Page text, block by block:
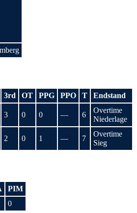
3rd OT PPG PPO T Endstand
3 0 0 — 6
Overtime
Niederlage
2 0 1 — 7
Overtime
Sieg
PIM
0